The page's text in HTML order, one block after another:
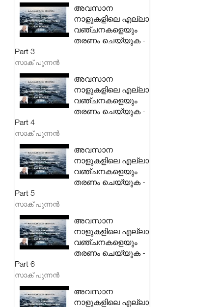
അവസാന
നാളുകളിലെ എല്ലാ
വഞ്ചനകളെയും
തരണം ചെയ്യുക -
Part 3
സാക് പുന്നൻ
അവസാന
നാളുകളിലെ എല്ലാ
വഞ്ചനകളെയും
തരണം ചെയ്യുക -
Part 4
സാക് പുന്നൻ
അവസാന
നാളുകളിലെ എല്ലാ
വഞ്ചനകളെയും
തരണം ചെയ്യുക -
Part 5
സാക് പുന്നൻ
അവസാന
നാളുകളിലെ എല്ലാ
വഞ്ചനകളെയും
തരണം ചെയ്യുക -
Part 6
സാക് പുന്നൻ
അവസാന
നാളുകളിലെ എല്ലാ